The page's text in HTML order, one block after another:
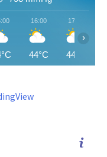
16:00
44°C
17:00
44°C
›